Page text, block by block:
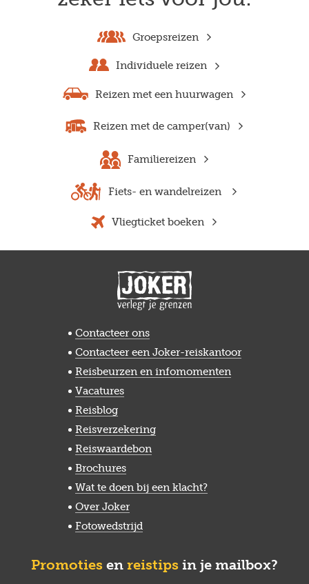
Groepsreizen
Individuele reizen
Reizen met een huurwagen
Reizen met de camper(van)
Familiereizen
Fiets- en wandelreizen
Vliegticket boeken
Contacteer ons
Contacteer een Joker-reiskantoor
Reisbeurzen en infomomenten
Vacatures
Reisblog
Reisverzekering
Reiswaardebon
Brochures
Wat te doen bij een klacht?
Over Joker
Fotowedstrijd
Promoties en reistips in je mailbox?